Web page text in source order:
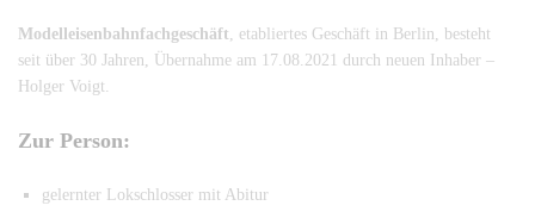
Modelleisenbahnfachgeschäft , etabliertes Geschäft in Berlin, besteht
seit über 30 Jahren, Übernahme am 17.08.2021 durch neuen Inhaber –
Holger Voigt.
Zur Person:
gelernter Lokschlosser mit Abitur